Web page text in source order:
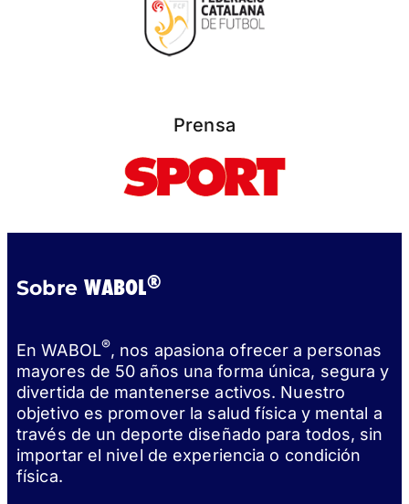
Prensa
Sobre WABOL®
En WABOL®, nos apasiona ofrecer a personas
mayores de 50 años una forma única, segura y
divertida de mantenerse activos. Nuestro
objetivo es promover la salud física y mental a
través de un deporte diseñado para todos, sin
importar el nivel de experiencia o condición
física.